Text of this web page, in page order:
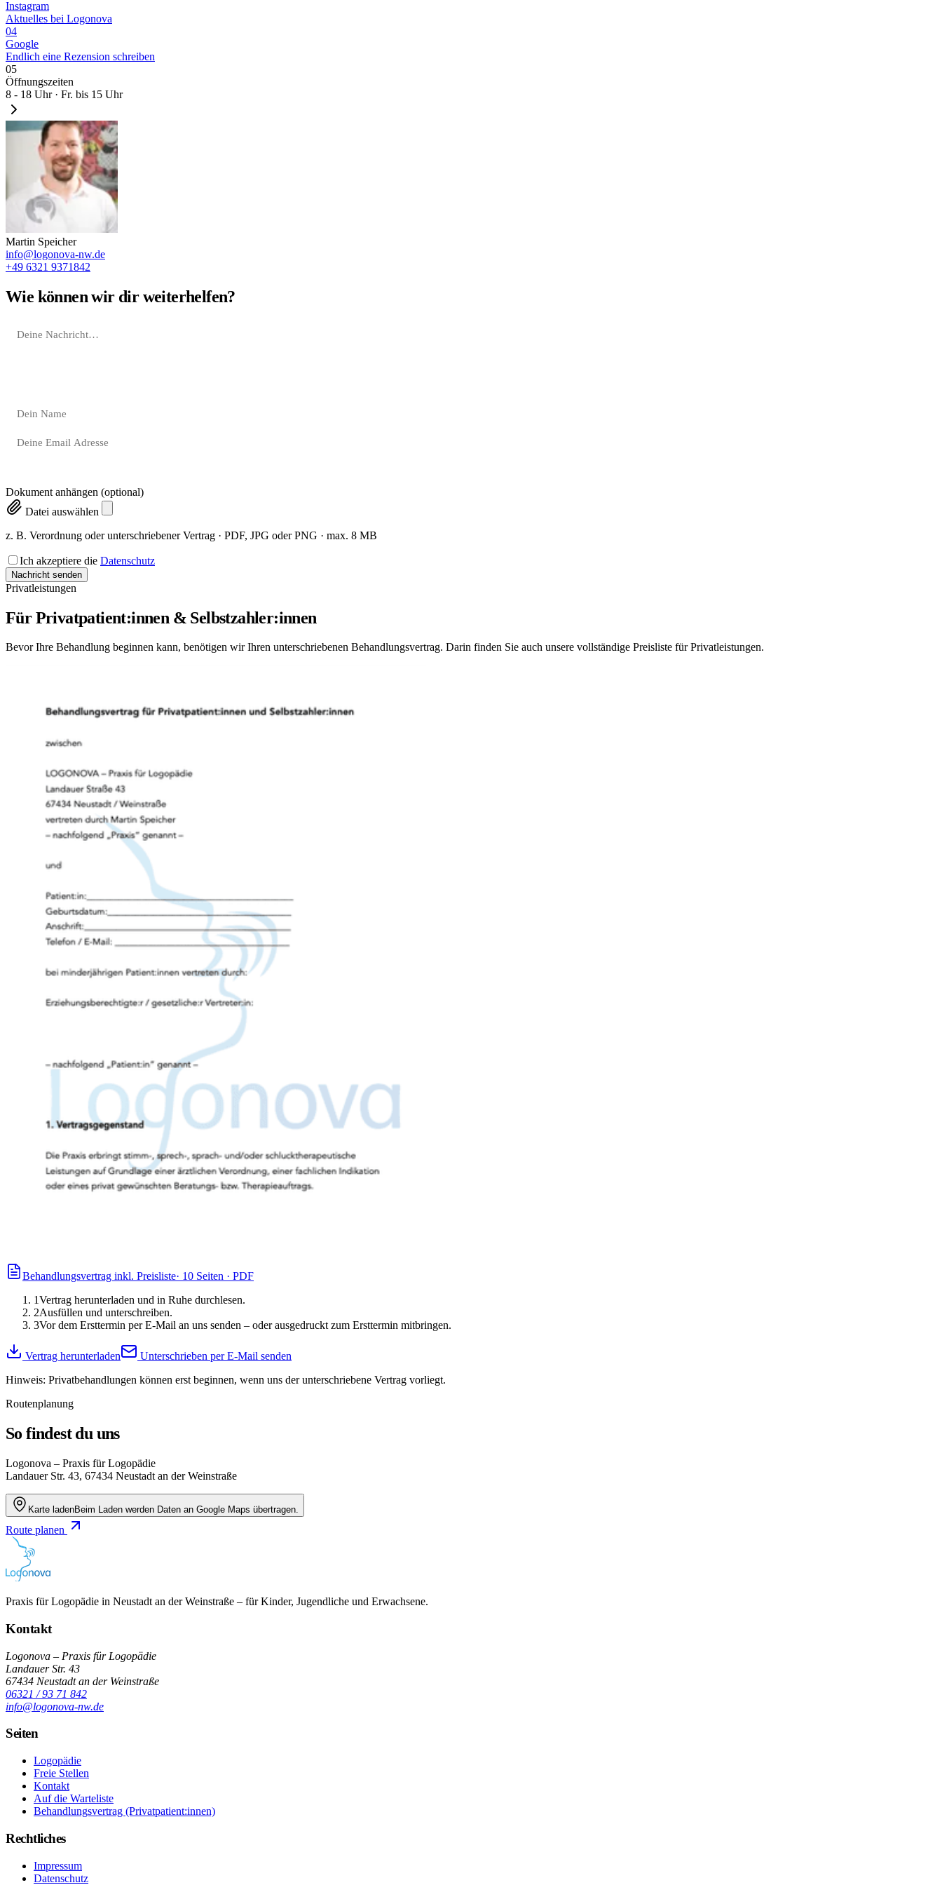
Instagram
Aktuelles bei Logonova
04
Google
Endlich eine Rezension schreiben
05
Öffnungszeiten
8 - 18 Uhr · Fr. bis 15 Uhr
Martin Speicher
info@logonova-nw.de
+49 6321 9371842
Wie können wir dir weiterhelfen?
Dokument anhängen (optional)
Datei auswählen
z. B. Verordnung oder unterschriebener Vertrag · PDF, JPG oder PNG · max. 8 MB
Ich akzeptiere die Datenschutz
Nachricht senden
Privatleistungen
Für Privatpatient:innen & Selbstzahler:innen
Bevor Ihre Behandlung beginnen kann, benötigen wir Ihren unterschriebenen Behandlungsvertrag. Darin finden Sie auch unsere vollständige Preisliste für Privatleistungen.
Behandlungsvertrag inkl. Preisliste· 10 Seiten · PDF
1Vertrag herunterladen und in Ruhe durchlesen.
2Ausfüllen und unterschreiben.
3Vor dem Ersttermin per E-Mail an uns senden – oder ausgedruckt zum Ersttermin mitbringen.
Vertrag herunterladen
Unterschrieben per E-Mail senden
Hinweis: Privatbehandlungen können erst beginnen, wenn uns der unterschriebene Vertrag vorliegt.
Routenplanung
So findest du uns
Logonova – Praxis für Logopädie
Landauer Str. 43, 67434 Neustadt an der Weinstraße
Karte ladenBeim Laden werden Daten an Google Maps übertragen.
Route planen
Praxis für Logopädie in Neustadt an der Weinstraße – für Kinder, Jugendliche und Erwachsene.
Kontakt
Logonova – Praxis für Logopädie
Landauer Str. 43
67434 Neustadt an der Weinstraße
06321 / 93 71 842
info@logonova-nw.de
Seiten
Logopädie
Freie Stellen
Kontakt
Auf die Warteliste
Behandlungsvertrag (Privatpatient:innen)
Rechtliches
Impressum
Datenschutz